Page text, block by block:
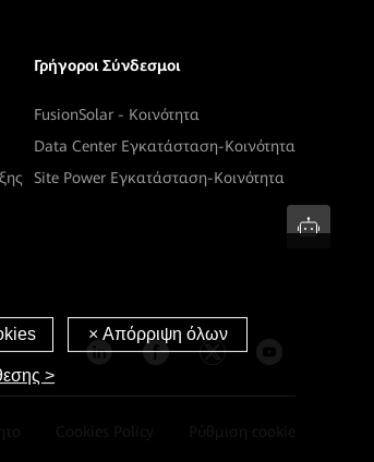
Γρήγοροι Σύνδεσμοι
FusionSolar - Κοινότητα
Data Center Εγκατάσταση-Κοινότητα
Site Power Εγκατάσταση-Κοινότητα
>